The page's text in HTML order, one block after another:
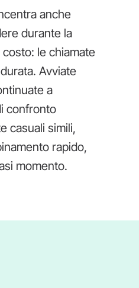
anche
durante la
le chiamate
Avviate
a
confronto
casuali simili,
rapido,
momento.